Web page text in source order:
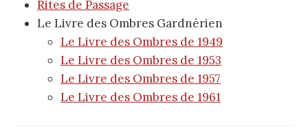
Rites de Passage
Le Livre des Ombres Gardnérien
Le Livre des Ombres de 1949
Le Livre des Ombres de 1953
Le Livre des Ombres de 1957
Le Livre des Ombres de 1961